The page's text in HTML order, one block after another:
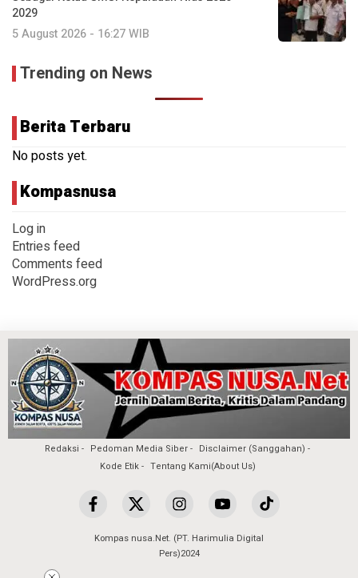
2029
5 August 2026 - 16:27 WIB
Trending on News
Berita Terbaru
No posts yet.
Kompasnusa
Log in
Entries feed
Comments feed
WordPress.org
Redaksi Pedoman Media Siber
Disclaimer (Sanggahan)
Kode Etik
Tentang Kami(About Us)
Kompas nusa.Net. (PT. Harimulia Digital
Pers)2024